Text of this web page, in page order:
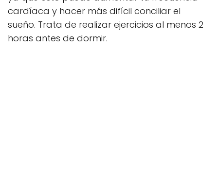
cardíaca y hacer más difícil conciliar el
sueño. Trata de realizar ejercicios al menos 2
horas antes de dormir.